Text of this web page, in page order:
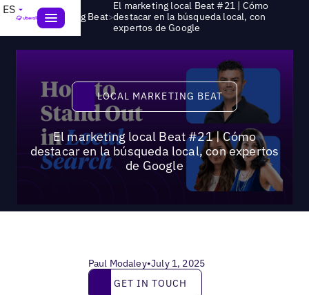
ES
Local Marketing Beat>
El marketing local Beat #21 | Cómo
destacar en la búsqueda local, con
expertos de Google
Local Marketing Beat
LOCAL MARKETING BEAT
El marketing local Beat #21 | Cómo
destacar en la búsqueda local, con expertos
de Google
Paul Modaley•July 1, 2025
Get in touch
GET IN TOUCH